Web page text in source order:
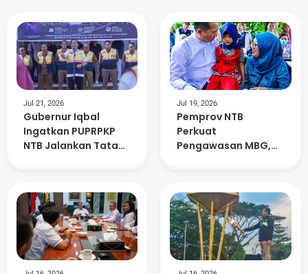
Jul 21, 2026
Gubernur Iqbal
Ingatkan PUPRPKP
NTB Jalankan Tata
Jul 19, 2026
Pemprov NTB
Perkuat
Pengawasan MBG,